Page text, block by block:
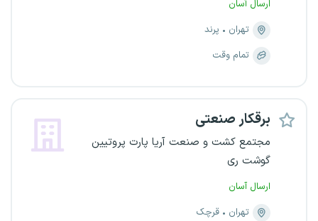
ارسال آسان
تهران
پرند
تمام وقت
برقکار صنعتی
مجتمع کشت و صنعت آریا پارت پروتیین
گوشت ری
ارسال آسان
تهران
قرچک